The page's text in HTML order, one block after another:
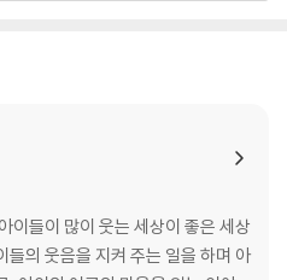
묻는다. “글을 쓰지 않으면 나는 나
산하고 마는 출판사와 비관적인 문학
무짝에도 쓸모없는 특이한 재
“독자들에게 외면당했거나 서점 진열
책들”(「집으로 가는 길을 알려 주세
리에게 보여 주기를 선택한 것은 결코
이들이 많이 웃는 세상이 좋은 세상
들의 웃음을 지켜 주는 일을 하며 아